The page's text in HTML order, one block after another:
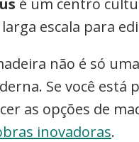
escala para
não é só
Se você está
as opções de
inovadoras.